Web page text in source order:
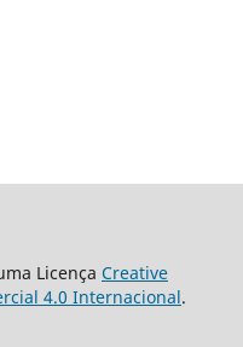
Licença Creative
4.0 Internacional.